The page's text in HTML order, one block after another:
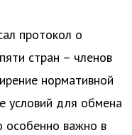
протокол о
стран – членов
нормативной
условий для обмена
особенно важно в